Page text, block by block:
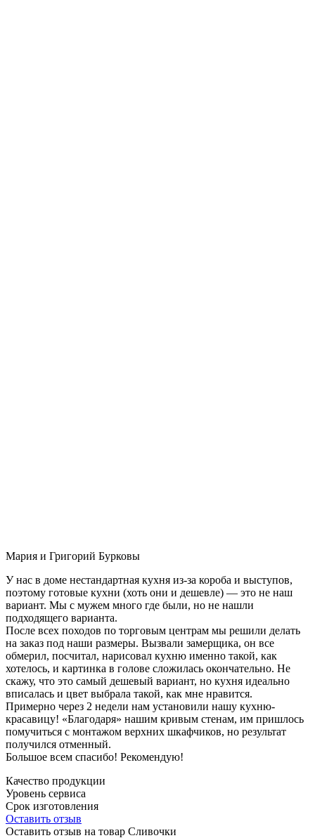
Мария и Григорий Бурковы
У нас в доме нестандартная кухня из-за короба и выступов,
поэтому готовые кухни (хоть они и дешевле) — это не наш
вариант. Мы с мужем много где были, но не нашли
подходящего варианта.
После всех походов по торговым центрам мы решили делать
на заказ под наши размеры. Вызвали замерщика, он все
обмерил, посчитал, нарисовал кухню именно такой, как
хотелось, и картинка в голове сложилась окончательно. Не
скажу, что это самый дешевый вариант, но кухня идеально
вписалась и цвет выбрала такой, как мне нравится.
Примерно через 2 недели нам установили нашу кухню-
красавицу! «Благодаря» нашим кривым стенам, им пришлось
помучиться с монтажом верхних шкафчиков, но результат
получился отменный.
Большое всем спасибо! Рекомендую!
Качество продукции
Уровень сервиса
Срок изготовления
Оставить отзыв
Оставить отзыв на товар Сливочки